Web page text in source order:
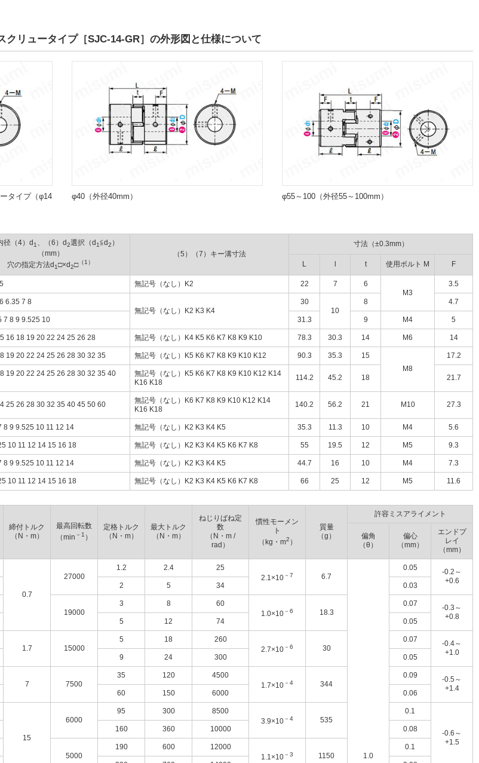
クリュータイプ［SJC-14-GR］の外形図と仕様について
タイプ（φ14
φ40（外径40mm） φ55～100（外径55～100mm）
径（4）d1、（6）d2選択（d1≦d2 ）
（mm）
穴の指定方法d1□×d2□（1）
（5）（7）キー溝寸法
寸法（±0.3mm）
L t 使用ボルト M F
無記号（なし）K2 22 7
6
M3
3.5
6.35 7 8
無記号（なし）K2 K3 K4
30
10
8 4.7
7 8 9 9.525 10 31.3 9 M4 5
16 18 19 20 22 24 25 26 28 無記号（なし）K4 K5 K6 K7 K8 K9 K10 78.3 30.3 14 M6 14
19 20 22 24 25 26 28 30 32 35 無記号（なし）K5 K6 K7 K8 K9 K10 K12 90.3 35.3
15
M8
17.2
19 20 22 24 25 26 28 30 32 35 40
無記号（なし）K5 K6 K7 K8 K9 K10 K12 K14
K16 K18
114.2 45.2 18 21.7
25 26 28 30 32 35 40 45 50 60
無記号（なし）K6 K7 K8 K9 K10 K12 K14
K16 K18
140.2 56.2 21 M10 27.3
8 9 9.525 10 11 12 14 無記号（なし）K2 K3 K4 K5 35.3 11.3 10 M4 5.6
10 11 12 14 15 16 18 無記号（なし）K2 K3 K4 K5 K6 K7 K8 55 19.5 12 M5 9.3
8 9 9.525 10 11 12 14 無記号（なし）K2 K3 K4 K5 44.7 16 10 M4 7.3
10 11 12 14 15 16 18 無記号（なし）K2 K3 K4 K5 K6 K7 K8 66 25 12 M5 11.6
締付トルク
（N・m）
最高回転数
（min －1 ）
定格トルク
（N・m）
最大トルク
（N・m）
ねじりばね定
数
（N・m /
rad）
慣性モーメン
ト
（kg・m2 ）
質量
（g）
許容ミスアライメント
偏角
（θ）
偏心
（mm）
エンドプ
レイ
（mm）
0.7
27000
1.2 2.4
25
2.1×10 －7 6.7
1.0
0.05
-0.2～
+0.6
2 5 34 0.03
19000
3 8
60
1.0×10 －6 18.3
0.07
-0.3～
+0.8
5 12 74 0.05
1.7
15000
5 18
260
2.7×10 －6 30
0.07
-0.4～
+1.0
9 24 300 0.05
7
7500
35 120
4500
1.7×10 －4 344
0.09
-0.5～
+1.4
60 150 6000 0.06
15
6000
95 300
8500
3.9×10 －4 535
0.1
-0.6～
+1.5
160 360 10000 0.08
5000
190 600
12000
1.1×10 －3 1150
0.1